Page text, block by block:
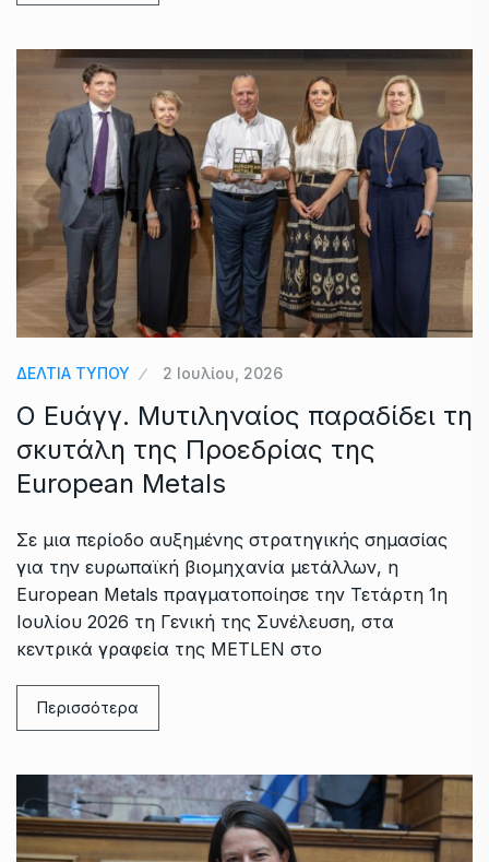
ΔΕΛΤΙΑ ΤΥΠΟΥ 2 Ιουλίου, 2026
Ο Ευάγγ. Μυτιληναίος παραδίδει τη
σκυτάλη της Προεδρίας της
European Metals
Σε μια περίοδο αυξημένης στρατηγικής σημασίας
για την ευρωπαϊκή βιομηχανία μετάλλων, η
European Metals πραγματοποίησε την Τετάρτη 1η
Ιουλίου 2026 τη Γενική της Συνέλευση, στα
κεντρικά γραφεία της METLEN στο
Περισσότερα